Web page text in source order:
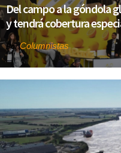
Del campo a la góndola
y tendrá cobertura
PorColumnistas